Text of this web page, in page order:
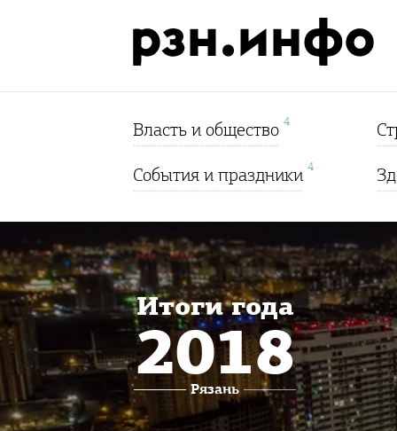
Власть и общество 4
События и праздники 4
Итоги года
2018
Рязань